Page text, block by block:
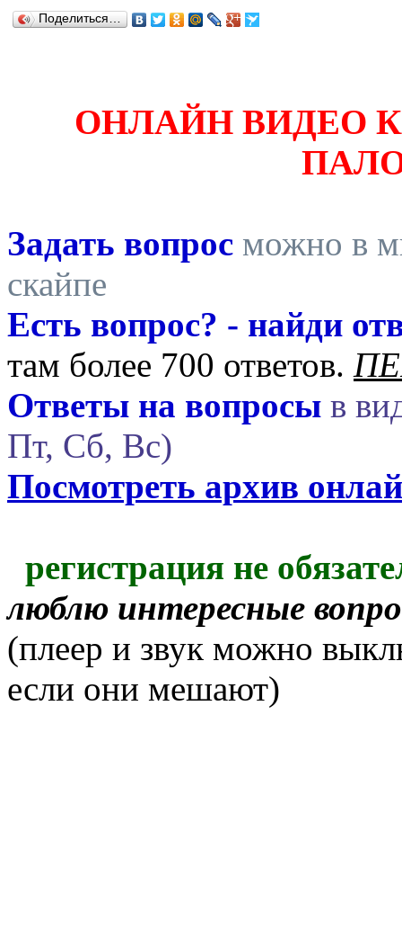
Поделиться…
ОНЛАЙН ВИДЕО
Задать вопрос можно в
скайпе
Есть вопрос? - найди
там более 700 ответов.
Ответы на вопросы в
Пт, Сб, Вс)
Посмотреть архив
регистрация не
люблю интересные
(плеер и звук можно
если они мешают)